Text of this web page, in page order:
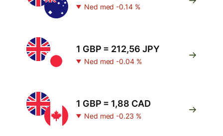
Ned med -0.14 %
1 GBP = 212,56 JPY
Ned med -0.04 %
1 GBP = 1,88 CAD
Ned med -0.23 %